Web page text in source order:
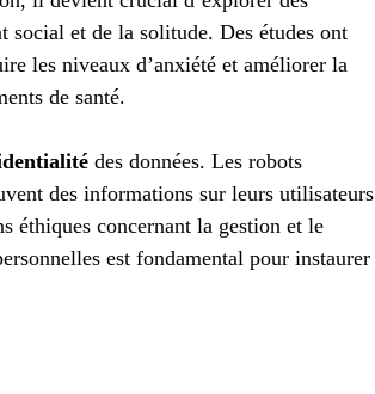
social et de la solitude. Des études ont
les niveaux d’anxiété et améliorer la
de santé.
des données. Les robots
des informations sur leurs utilisateurs
éthiques concernant la gestion et le
est fondamental pour instaurer